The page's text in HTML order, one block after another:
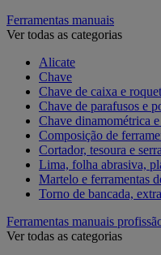
Ferramentas manuais
Ver todas as categorias
Alicate
Chave
Chave de caixa e
Chave de parafusos e
Chave dinamométrica
Composição de
Cortador, tesoura e serra
Lima, folha abrasiva,
Martelo e ferramentas
Torno de bancada,
Ferramentas manuais
Ver todas as categorias